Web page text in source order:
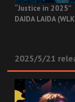
“Justice in 2025”
DAIDA LAIDA
2025/5/21